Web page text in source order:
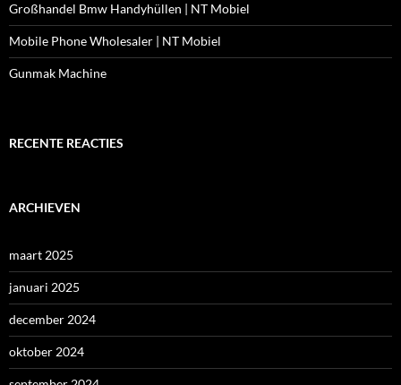
Großhandel Bmw Handyhüllen | NT Mobiel
Mobile Phone Wholesaler | NT Mobiel
Gunmak Machine
RECENTE REACTIES
ARCHIEVEN
maart 2025
januari 2025
december 2024
oktober 2024